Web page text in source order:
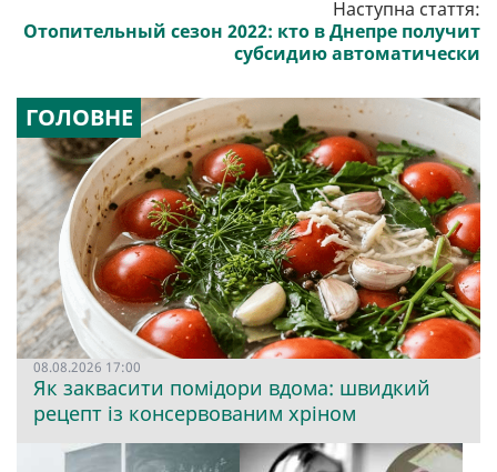
Наступна стаття:
Отопительный сезон 2022: кто в Днепре получит
субсидию автоматически
ГОЛОВНЕ
08.08.2026 17:00
Як заквасити помідори вдома: швидкий
рецепт із консервованим хріном